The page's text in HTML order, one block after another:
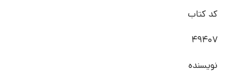
کد کتاب
49407
نویسنده